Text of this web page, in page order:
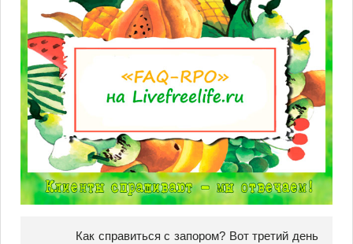
Как справиться с запором? Вот третий день